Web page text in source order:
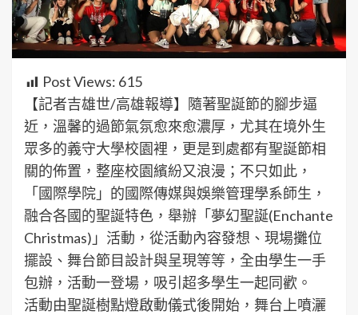
Post Views: 615
【記者吉雄世/高雄報導】隨著聖誕節的腳步逼
近，溫馨的過節氣氛愈來愈濃厚，尤其在境外生
眾多的義守大學校園裡，更是到處都有聖誕節相
關的佈置，整座校園繽紛又浪漫；不只如此，
「國際學院」的國際傳媒與娛樂管理學系師生，
融合各國的聖誕特色，舉辦「夢幻聖誕(Enchante
Christmas)」活動，從活動內容發想、現場攤位
擺設、舞台節目設計與呈現等等，全由學生一手
包辦，活動一登場，吸引超多學生一起同歡。
活動由聖誕樹點燈啟動儀式後開始，舞台上噴灑